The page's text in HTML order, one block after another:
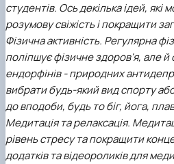
студентів. Ось декілька ідей,
розумову свіжість і покращити
Фізична активність. Регулярна
поліпшує фізичне здоров'я, але
ендорфінів - природних
вибрати будь-який вид спорту або
до вподоби, будь то біг, йога,
Медитація та релаксація.
рівень стресу та покращити
додатків та відеороликів для